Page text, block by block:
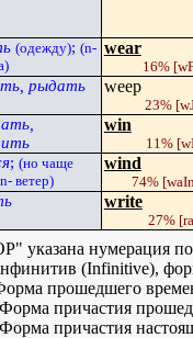
(одежду); (n- wear
16% [
рыдать weep
23%
win
11% [
; (но чаще
n- ветер)
wind
74%
write
27%
" указана нумерация
(Infinitive),
прошедшего
причастия
причастия